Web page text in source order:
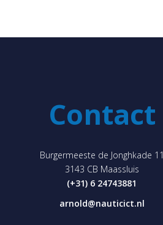
Contact
Burgermeeste de Jonghkade 11
3143 CB Maassluis
(+31) 6 24743881
arnold@nauticict.nl